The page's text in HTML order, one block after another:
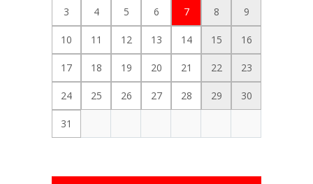
3 4 5 6 7 8 9
10 11 12 13 14 15 16
17 18 19 20 21 22 23
24 25 26 27 28 29 30
31